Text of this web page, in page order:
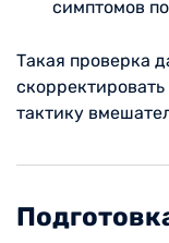
симптомов
Такая проверка
тактику